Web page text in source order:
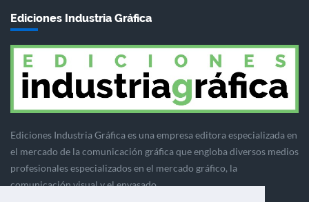
Ediciones Industria Gráfica
Ediciones Industria Gráfica es una empresa editora especializada en
el mercado de la comunicación gráfica que engloba diversos medios
profesionales especializados en el mercado gráfico, la
comunicación visual y el envasado.